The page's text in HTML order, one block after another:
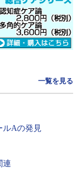
一覧を見る
ルAの発見
連